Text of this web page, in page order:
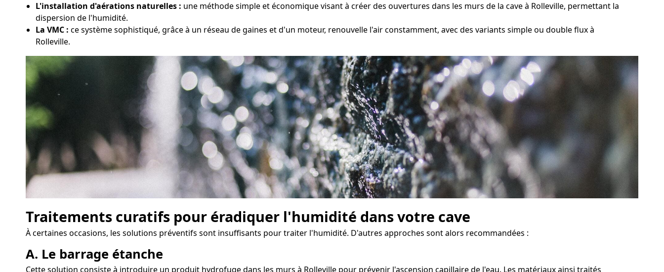
L'installation d'aérations naturelles : une méthode simple et économique visant à créer des ouvertures dans les murs de la cave à Rolleville, permettant la
dispersion de l'humidité.
La VMC : ce système sophistiqué, grâce à un réseau de gaines et d'un moteur, renouvelle l'air constamment, avec des variants simple ou double flux à
Rolleville.
Traitements curatifs pour éradiquer l'humidité dans votre cave
À certaines occasions, les solutions préventifs sont insuffisants pour traiter l'humidité. D'autres approches sont alors recommandées :
A. Le barrage étanche
Cette solution consiste à introduire un produit hydrofuge dans les murs à Rolleville pour prévenir l'ascension capillaire de l'eau. Les matériaux ainsi traités